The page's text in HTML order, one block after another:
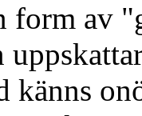
form av
känns